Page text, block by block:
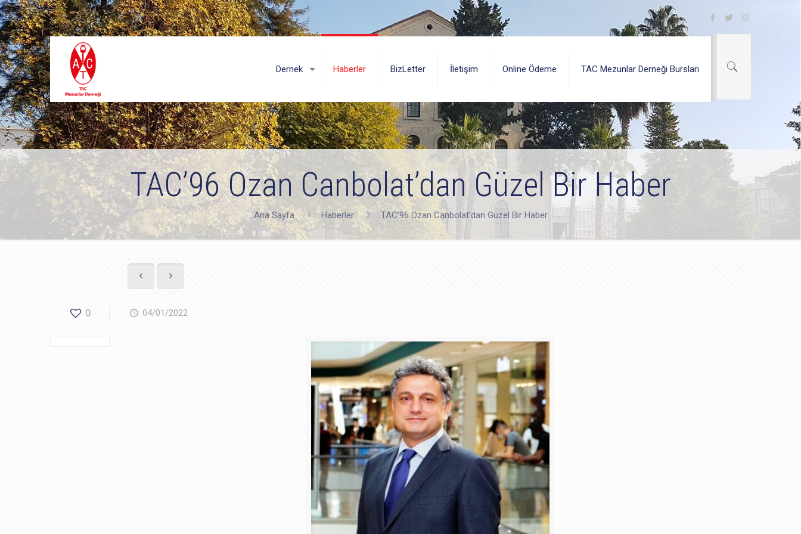
Dernek Haberler BizLetter İletişim Online Ödeme TAC Mezunlar Derneği Bursları
TAC’96 Ozan Canbolat’dan Güzel Bir Haber
Ana Sayfa Haberler TAC’96 Ozan Canbolat’dan Güzel Bir Haber
0 04/01/2022